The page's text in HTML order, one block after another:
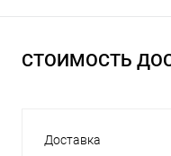
СТОИМОСТЬ
Доставка